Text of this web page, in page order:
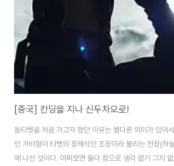
[중국] 칸딩을 지나 신두차오로!
동티벳을 처음 가고자 했던 이유는 별다른 의미가 있어
인 가비형이 티벳의 장례식인 조장이라 불리는 천장(하
에 나선 것이다. 어찌보면 둘다 참으로 생각 없기 그지